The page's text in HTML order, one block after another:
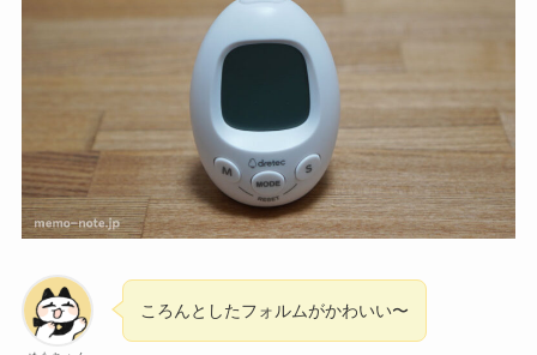
ころんとしたフォルムがかわいい〜